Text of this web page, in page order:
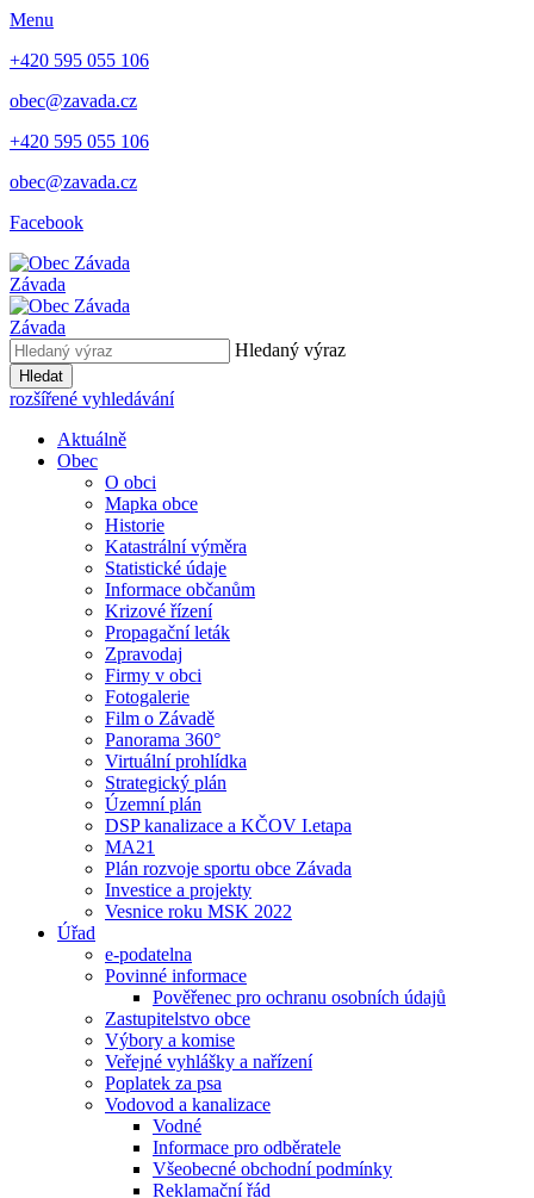
Menu
+420 595 055 106
obec@zavada.cz
+420 595 055 106
obec@zavada.cz
Facebook
Závada
Závada
Hledaný výraz
Hledat
rozšířené vyhledávání
Aktuálně
Obec
O obci
Mapka obce
Historie
Katastrální výměra
Statistické údaje
Informace občanům
Krizové řízení
Propagační leták
Zpravodaj
Firmy v obci
Fotogalerie
Film o Závadě
Panorama 360°
Virtuální prohlídka
Strategický plán
Územní plán
DSP kanalizace a KČOV I.etapa
MA21
Plán rozvoje sportu obce Závada
Investice a projekty
Vesnice roku MSK 2022
Úřad
e-podatelna
Povinné informace
Pověřenec pro ochranu osobních údajů
Zastupitelstvo obce
Výbory a komise
Veřejné vyhlášky a nařízení
Poplatek za psa
Vodovod a kanalizace
Vodné
Informace pro odběratele
Všeobecné obchodní podmínky
Reklamační řád